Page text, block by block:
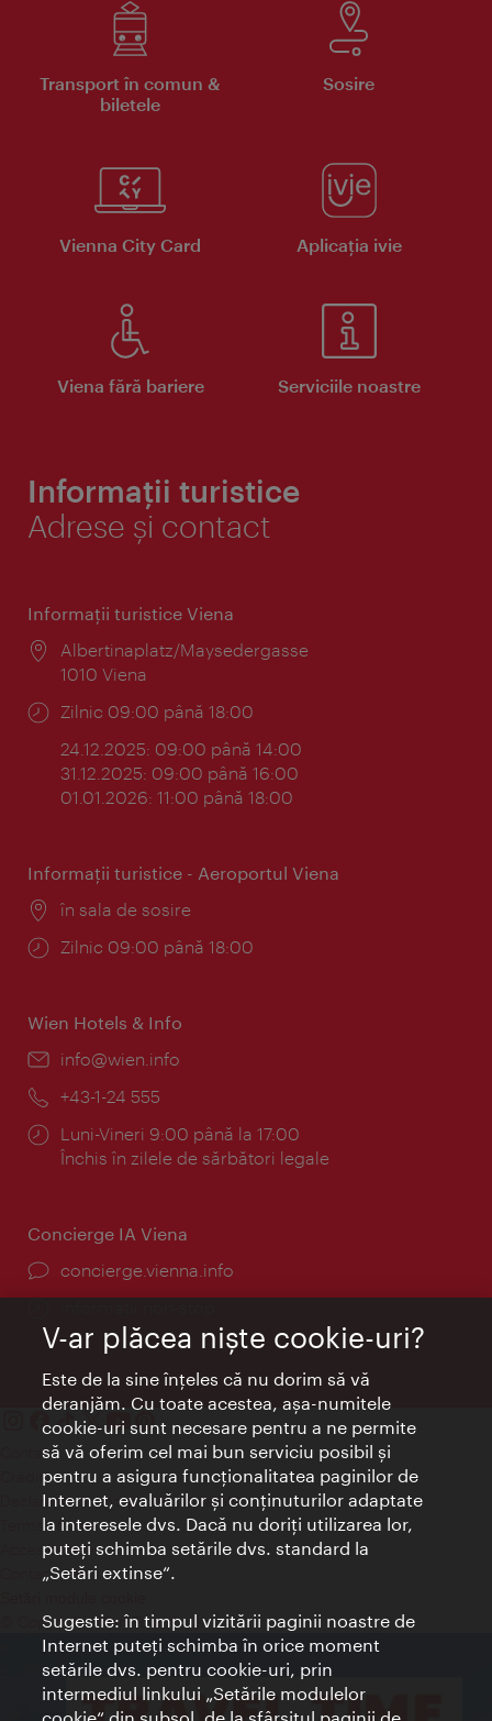
Transport în comun &
biletele
Sosire
Vienna City Card Aplicaţia ivie
Viena fără bariere Serviciile noastre
Informații turistice
Adrese și contact
Informaţii turistice Viena
Locul:
Albertinaplatz/Maysedergasse
1010 Viena
Program:
Zilnic 09:00 până 18:00
24.12.2025: 09:00 până 14:00
31.12.2025: 09:00 până 16:00
01.01.2026: 11:00 până 18:00
Informaţii turistice - Aeroportul Viena
Locul:
în sala de sosire
Program:
Zilnic 09:00 până 18:00
Wien Hotels & Info
E-
info@wien.info
Telefon:
+43-1-24 555
Program:
Luni-Vineri 9:00 până la 17:00
Închis în zilele de sărbători legale
Concierge IA Viena
concierge.vienna.info
Contact
Credits
Declaraţie privind protecţia datelor
Terms of Use
Accesibilitate
Contact presa
© Copyright Wien Tourismus
V-ar plăcea nişte cookie-uri?
Este de la sine înţeles că nu dorim să vă
deranjăm. Cu toate acestea, aşa-numitele
cookie-uri sunt necesare pentru a ne permite
să vă oferim cel mai bun serviciu posibil şi
pentru a asigura funcţionalitatea paginilor de
Internet, evaluărilor şi conţinuturilor adaptate
la interesele dvs. Dacă nu doriţi utilizarea lor,
puteţi schimba setările dvs. standard la
„Setări extinse“.
Sugestie: în timpul vizitării paginii noastre de
Internet puteţi schimba în orice moment
setările dvs. pentru cookie-uri, prin
intermediul linkului „Setările modulelor